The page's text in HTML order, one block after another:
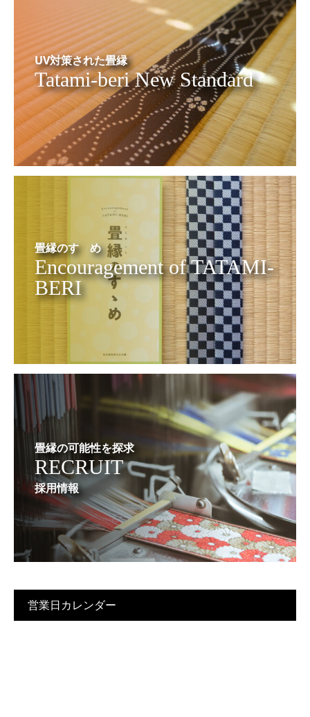
UV対策された畳縁
Tatami-beri New Standard
畳縁のすゝめ
Encouragement of TATAMI-
BERI
畳縁の可能性を探求
RECRUIT
採用情報
営業日カレンダー